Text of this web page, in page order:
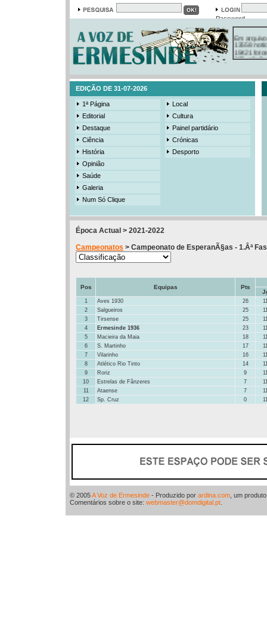
Password
Em arquivo
13558
19421
385
EDIÇÃO DE 31-07-2026
1ª Página
Editorial
Destaque
Ciência
História
Opinião
Saúde
Galeria
Num Só Clique
Local
Cultura
Painel partidário
Crónicas
Desporto
Época Actual > 2021-2022
Campeonatos > Campeonato de EsperanÃ§as - 1.Âª
Pos Equipas Pts
1 Aves 1930 26
2
Salgueiros 25
3
Tirsense 25
4
Ermesinde 1936 23
5
Macieira da Maia 18
6
S. Martinho 17
7
Vilarinho 16
8
Atlético Rio Tinto 14
9
Roriz 9
10
Estrelas de Fânzeres 7
11
Ataense 7
12
Sp. Cruz 0
© 2005A Voz de Ermesinde - Produzido por ardina.com , um
Comentários sobre o site: webmaster@domdigital.pt